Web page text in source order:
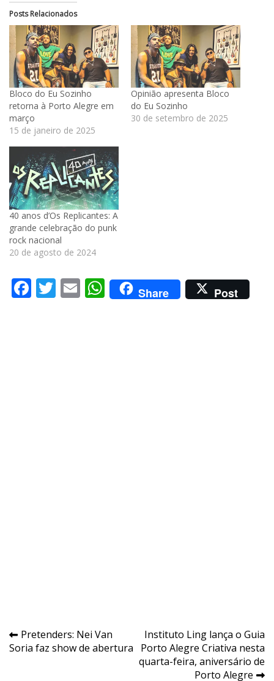
Posts Relacionados
Bloco do Eu Sozinho
retorna à Porto Alegre em
março
15 de janeiro de 2025
Opinião apresenta Bloco
do Eu Sozinho
30 de setembro de 2025
40 anos d’Os Replicantes: A
grande celebração do punk
rock nacional
20 de agosto de 2024
Facebook
Twitter
EmailWhatsApp
Share Post
Navegação
de
Pretenders: Nei Van
Soria faz show de abertura
Instituto Ling lança o Guia
Porto Alegre Criativa nesta
quarta-feira, aniversário de
Porto Alegre